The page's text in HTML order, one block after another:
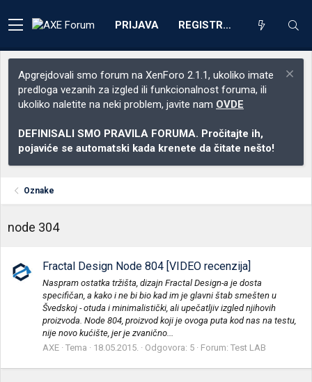
PRIJAVA REGISTRACIJA
Apgrejdovali smo forum na XenForo 2.1.1, ukoliko imate
predloga vezanih za izgled ili funkcionalnost foruma, ili
ukoliko naletite na neki problem, javite nam OVDE
DEFINISALI SMO PRAVILA FORUMA. Pročitajte ih,
pojaviće se automatski kada krenete da čitate nešto!
Oznake
node 304
Fractal Design Node 804 [VIDEO recenzija]
Naspram ostatka tržišta, dizajn Fractal Design-a je dosta
specifičan, a kako i ne bi bio kad im je glavni štab smešten u
Švedskoj - otuda i minimalistički, ali upečatljiv izgled njihovih
proizvoda. Node 804, proizvod koji je ovoga puta kod nas na testu,
nije novo kućište, jer je zvanično...
AXE Tema 18.05.2015. Odgovora: 5 Forum: Test LAB